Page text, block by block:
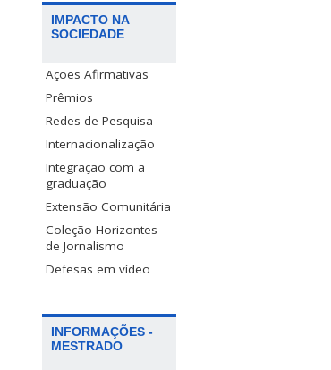
IMPACTO NA
SOCIEDADE
Ações Afirmativas
Prêmios
Redes de Pesquisa
Internacionalização
Integração com a
graduação
Extensão Comunitária
Coleção Horizontes
de Jornalismo
Defesas em vídeo
INFORMAÇÕES -
MESTRADO